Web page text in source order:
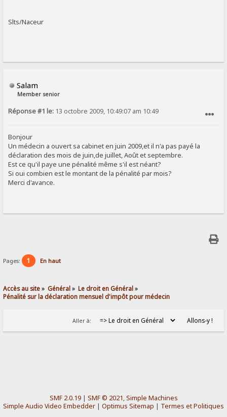
Slts/Naceur
Salam
Member senior
Réponse #1 le: 13 octobre 2009, 10:49:07 am 10:49
Bonjour
Un médecin a ouvert sa cabinet en juin 2009,et il n'a pas payé la
déclaration des mois de juin,de juillet, Août et septembre.
Est ce qu'il paye une pénalité même s'il est néant?
Si oui combien est le montant de la pénalité par mois?
Merci d'avance.
Pages: 1 En haut
Accès au site» Général» Le droit en Général»
Pénalité sur la déclaration mensuel d'impôt pour médecin
Aller à:
SMF 2.0.19| SMF © 2021,Simple Machines
Simple Audio Video Embedder | Optimus Sitemap | Termes et Politiques